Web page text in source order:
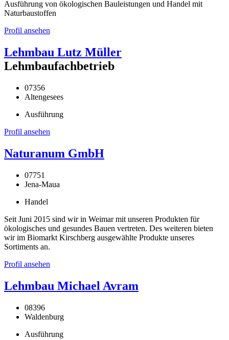
Ausführung von ökologischen Bauleistungen und Handel mit
Naturbaustoffen
Profil ansehen
Lehmbau Lutz Müller
Lehmbaufachbetrieb
07356
Altengesees
Ausführung
Profil ansehen
Naturanum GmbH
07751
Jena-Maua
Handel
Seit Juni 2015 sind wir in Weimar mit unseren Produkten für
ökologisches und gesundes Bauen vertreten. Des weiteren bieten
wir im Biomarkt Kirschberg ausgewählte Produkte unseres
Sortiments an.
Profil ansehen
Lehmbau Michael Avram
08396
Waldenburg
Ausführung